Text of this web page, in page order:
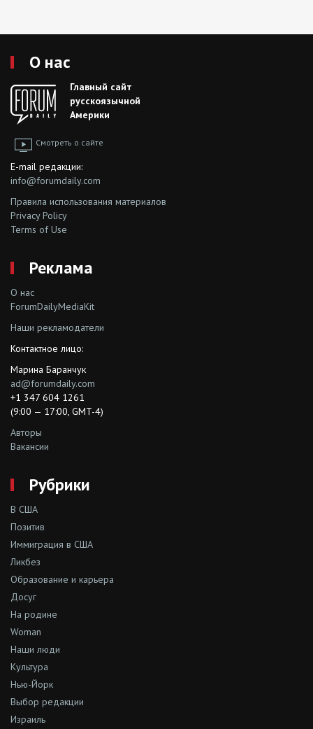
О нас
Главный сайт
русскоязычной
Америки
Смотреть о сайте
E-mail редакции:
info@forumdaily.com
Правила использования материалов
Privacy Policy
Terms of Use
Реклама
О нас
ForumDailyMediaKit
Наши рекламодатели
Контактное лицо:
Марина Баранчук
ad@forumdaily.com
+1 347 604 1261
(9:00 — 17:00, GMT-4)
Авторы
Вакансии
Рубрики
В США
Позитив
Иммиграция в США
Ликбез
Образование и карьера
Досуг
На родине
Woman
Наши люди
Культура
Нью-Йорк
Выбор редакции
Израиль